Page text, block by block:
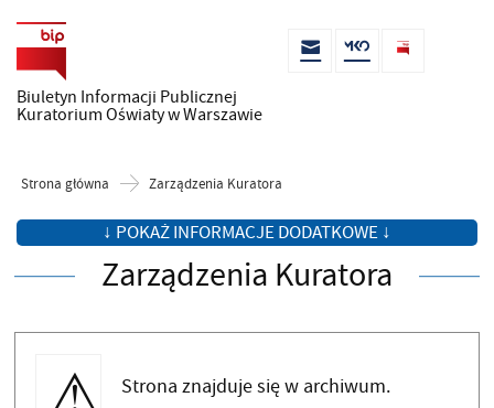
Biuletyn Informacji Publicznej
Kuratorium Oświaty w Warszawie
Strona główna Zarządzenia Kuratora
↓ POKAŻ INFORMACJE DODATKOWE ↓
Zarządzenia Kuratora
Strona znajduje się w archiwum.